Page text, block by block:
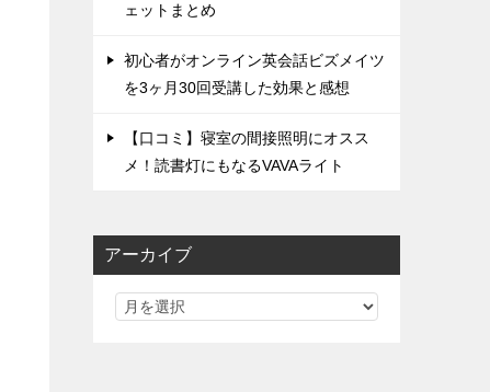
ェットまとめ
初心者がオンライン英会話ビズメイツ
を3ヶ月30回受講した効果と感想
【口コミ】寝室の間接照明にオスス
メ！読書灯にもなるVAVAライト
アーカイブ